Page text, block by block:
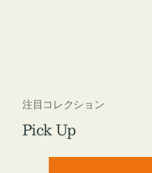
注目コレクション
Pick Up